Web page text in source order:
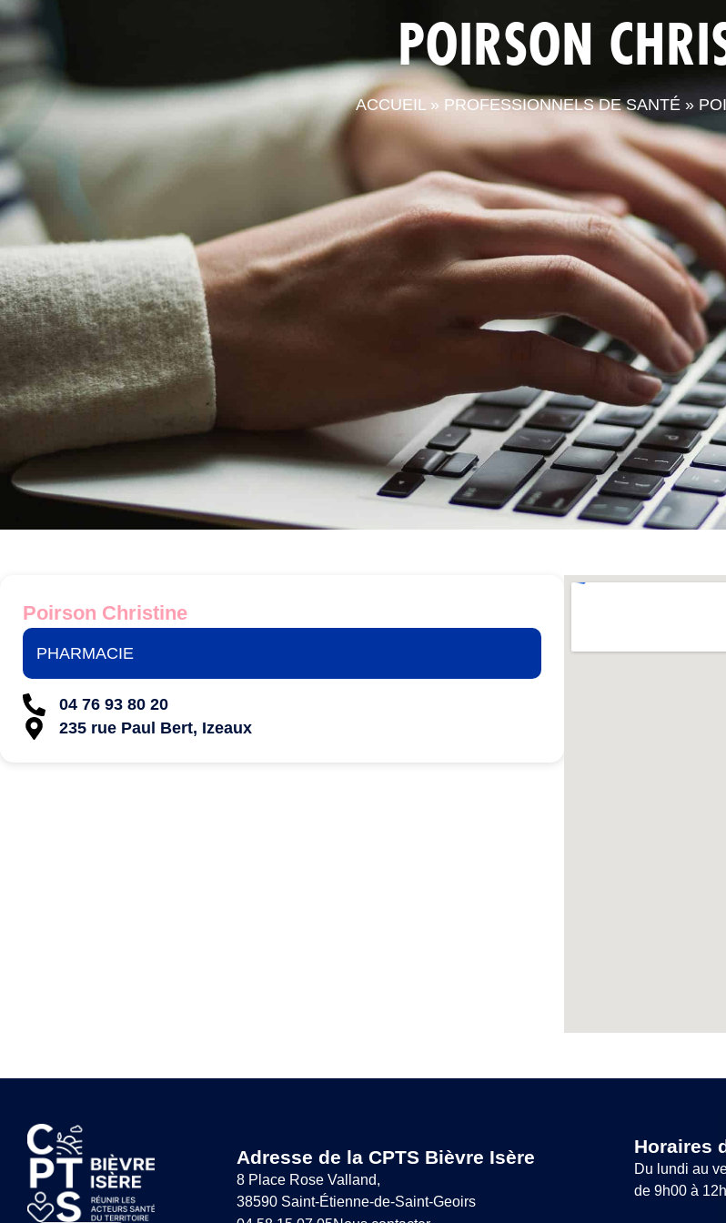
LA CPTS
POIRSON
ACCUEIL » PROFESSIONNELS DE SANTÉ »
Poirson Christine
PHARMACIE
04 76 93 80 20
235 rue Paul Bert, Izeaux
Adresse de la CPTS Bièvre Isère
8 Place Rose Valland,
38590 Saint-Étienne-de-Saint-Geoirs
Horaires
Du lundi au
de 9h00 à